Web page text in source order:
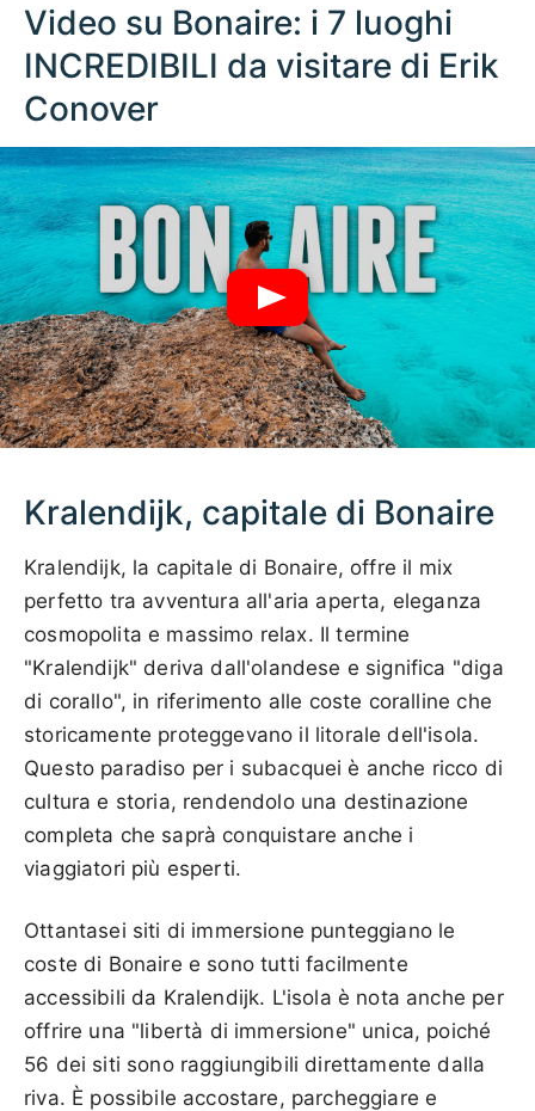
Video su Bonaire: i 7 luoghi
INCREDIBILI da visitare di Erik
Conover
Kralendijk, capitale di Bonaire
Kralendijk, la capitale di Bonaire, offre il mix
perfetto tra avventura all'aria aperta, eleganza
cosmopolita e massimo relax. Il termine
"Kralendijk" deriva dall'olandese e significa "diga
di corallo", in riferimento alle coste coralline che
storicamente proteggevano il litorale dell'isola.
Questo paradiso per i subacquei è anche ricco di
cultura e storia, rendendolo una destinazione
completa che saprà conquistare anche i
viaggiatori più esperti.
Ottantasei siti di immersione punteggiano le
coste di Bonaire e sono tutti facilmente
accessibili da Kralendijk. L'isola è nota anche per
offrire una "libertà di immersione" unica, poiché
56 dei siti sono raggiungibili direttamente dalla
riva. È possibile accostare, parcheggiare e